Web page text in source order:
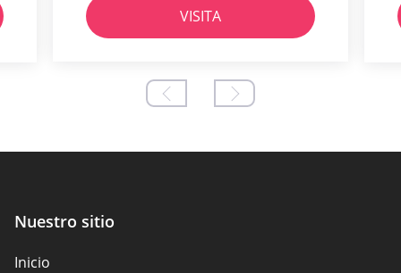
VISITA
Nuestro sitio
Inicio